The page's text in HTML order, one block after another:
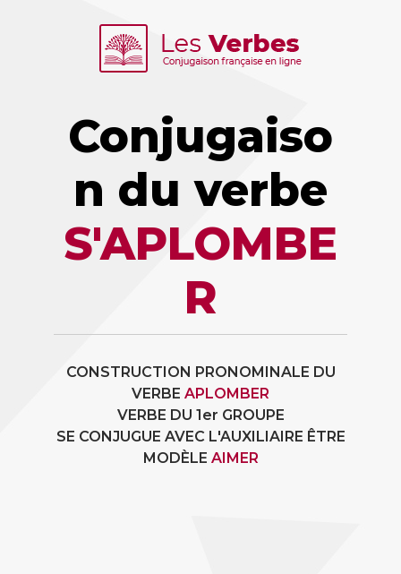
Conjugaiso
n du verbe
S'APLOMBE
R
CONSTRUCTION PRONOMINALE DU
VERBE APLOMBER
VERBE DU 1er GROUPE
SE CONJUGUE AVEC L'AUXILIAIRE ÊTRE
MODÈLE AIMER